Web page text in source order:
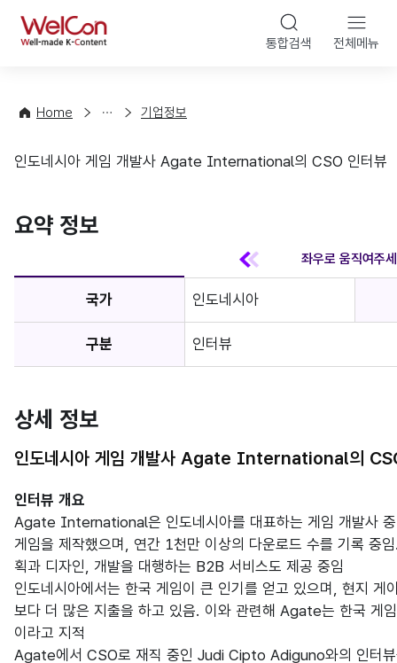
WelCon 통합검색 전체메뉴
Home
컨
팅
해
기
정
기업정보
기업정보
인도네시아 게임 개발사 Agate International의 CSO 인터뷰
요약 정보
국가 인도네시아
구분 인터뷰
상세 정보
인도네시아 게임 개발사 Agate International의
인터뷰 개요
Agate International은 인도네시아를 대표하는 게임 개발사
게임을 제작했으며, 연간 1천만 이상의 다운로드 수를 기록 중
획과 디자인, 개발을 대행하는 B2B 서비스도 제공 중임
인도네시아에서는 한국 게임이 큰 인기를 얻고 있으며, 현지
보다 더 많은 지출을 하고 있음. 이와 관련해 Agate는 한국 게
이라고 지적
Agate에서 CSO로 재직 중인 Judi Cipto Adiguno와의 인터뷰